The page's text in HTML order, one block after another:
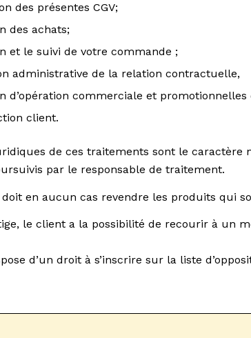
des présentes CGV;
des achats;
et le suivi de votre commande ;
administrative de la relation contractuelle,
d’opération commerciale et
client.
de ces traitements sont le caractère
par le responsable de traitement.
en aucun cas revendre les produits qui
le client a la possibilité de recourir à un
d’un droit à s’inscrire sur la liste